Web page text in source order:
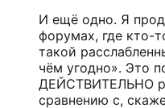
И ещё одно. Я
форумах, где кто-
такой
чём угодно». Это
ДЕЙСТВИТЕЛЬНО
сравнению с,